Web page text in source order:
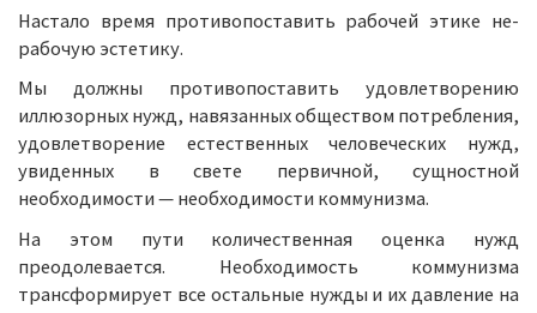
Настало время противопоставить рабочей этике не-
рабочую эстетику.
Мы должны противопоставить удовлетворению
иллюзорных нужд, навязанных обществом потребления,
удовлетворение естественных человеческих нужд,
увиденных в свете первичной, сущностной
необходимости — необходимости коммунизма.
На этом пути количественная оценка нужд
преодолевается. Необходимость коммунизма
трансформирует все остальные нужды и их давление на